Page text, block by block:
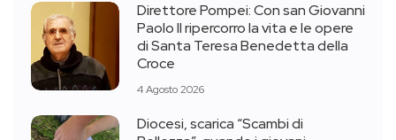
Direttore Pompei: Con san Giovanni
Paolo II ripercorro la vita e le opere
di Santa Teresa Benedetta della
Croce
4 Agosto 2026
Diocesi, scarica “Scambi di